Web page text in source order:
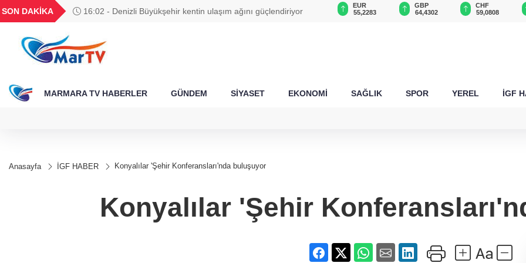
SON DAKİKA 16:02 - Denizli Büyükşehir kentin ulaşım ağını güçlendiriyor
BGN
27,9743
0,0018
6.664,76
13.802,62
47,7018
EUR
55,2283
GBP
64,4302
CHF
59,0808
MARMARA TV HABERLER GÜNDEM SİYASET EKONOMİ SAĞLIK SPOR YEREL İGF
Anasayfa İGF HABER Konyalılar 'Şehir Konferansları'nda buluşuyor
Konyalılar 'Şehir